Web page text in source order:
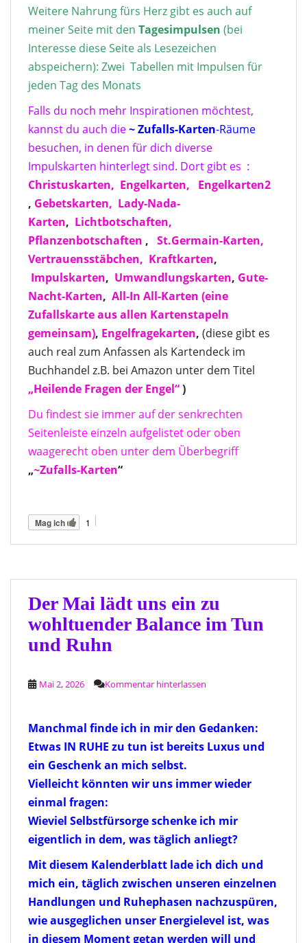
Weitere Nahrung fürs Herz gibt es auch auf
meiner Seite mit den Tagesimpulsen (bei
Interesse diese Seite als Lesezeichen
abspeichern): Zwei Tabellen mit Impulsen für
jeden Tag des Monats
Falls du noch mehr Inspirationen möchtest,
kannst du auch die~ Zufalls-Karten-Räume
besuchen, in denen für dich diverse
Impulskarten hinterlegt sind. Dort gibt es :
Christuskarten, Engelkarten,
Engelkarten2
, Gebetskarten, Lady-Nada-
Karten, Lichtbotschaften,
Pflanzenbotschaften , St.Germain-Karten,
Vertrauensstäbchen, Kraftkarten,
Impulskarten, Umwandlungskarten, Gute-
Nacht-Karten, All-In All-Karten (eine
Zufallskarte aus allen Kartenstapeln
gemeinsam), Engelfragekarten, (diese gibt es
auch real zum Anfassen als Kartendeck im
Buchhandel z.B. bei Amazon unter dem Titel
„Heilende Fragen der Engel“)
Du findest sie immer auf der senkrechten
Seitenleiste einzeln aufgelistet oder oben
waagerecht oben unter dem Überbegriff
„~Zufalls-Karten“
Mag ich 1
Der Mai lädt uns ein zu
wohltuender Balance im Tun
und Ruhn
Mai 2, 2026 Kommentar hinterlassen
Manchmal finde ich in mir den Gedanken:
Etwas IN RUHE zu tun ist bereits Luxus und
ein Geschenk an mich selbst.
Vielleicht könnten wir uns immer wieder
einmal fragen:
Wieviel Selbstfürsorge schenke ich mir
eigentlich in dem, was täglich anliegt?
Mit diesem Kalenderblatt lade ich dich und
mich ein, täglich zwischen unseren einzelnen
Handlungen und Ruhephasen nachzuspüren,
wie ausgeglichen unser Energielevel ist, was
in diesem Moment getan werden will und